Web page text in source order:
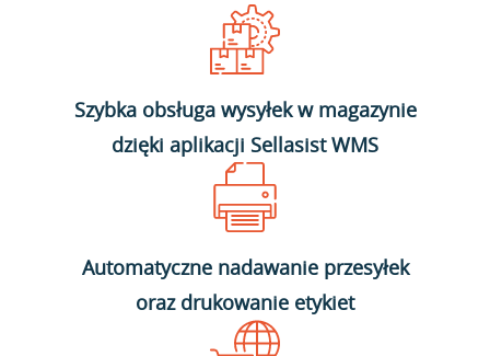
Szybka obsługa wysyłek w magazynie
dzięki aplikacji Sellasist WMS
Automatyczne nadawanie przesyłek
oraz drukowanie etykiet